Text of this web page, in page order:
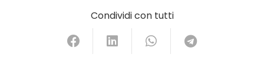
Condividi con tutti